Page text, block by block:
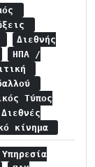
Διεθνής
ΗΠΑ /
Τύπος
Διεθνές
κίνημα